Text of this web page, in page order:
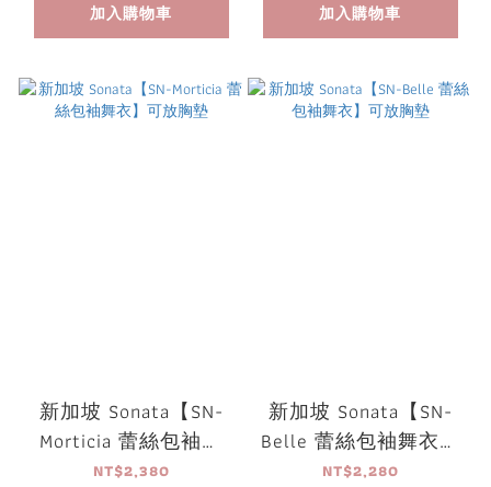
加入購物車
加入購物車
新加坡 Sonata【SN-
Morticia 蕾絲包袖舞
衣】可放胸墊
NT$2,380
新加坡 Sonata【SN-
Belle 蕾絲包袖舞衣】
可放胸墊
NT$2,280